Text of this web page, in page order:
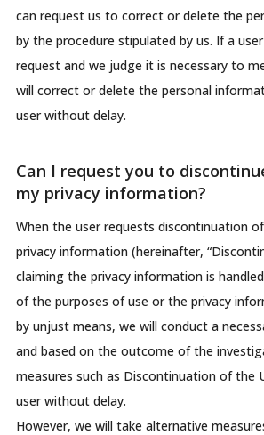
can request us to correct or delete the
by the procedure stipulated by us. If a
request and we judge it is necessary to
will correct or delete the personal
user without delay.
Can I request you to
my privacy information?
When the user requests discontinuation
privacy information (hereinafter,
claiming the privacy information is
of the purposes of use or the privacy
by unjust means, we will conduct a
and based on the outcome of the
measures such as Discontinuation of the
user without delay.
However, we will take alternative